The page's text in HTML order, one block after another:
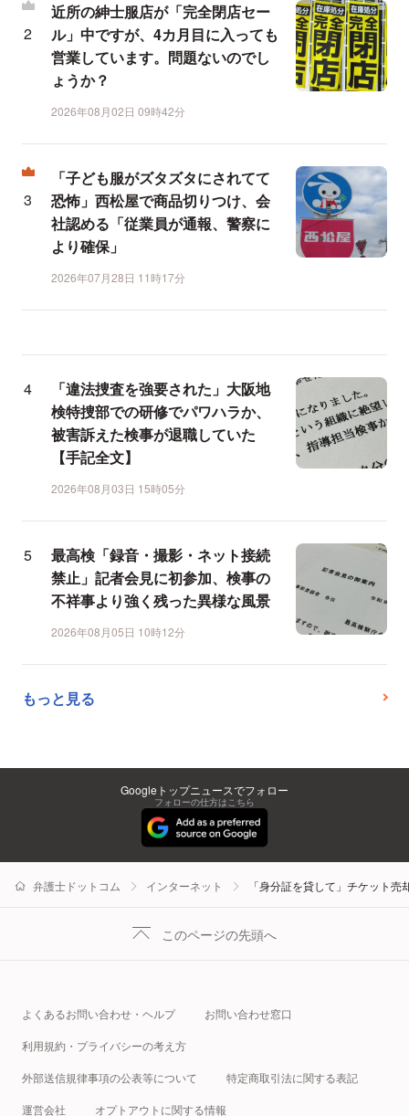
近所の紳士服店が「完全閉店セー
ル」中ですが、4カ月目に入っても
営業しています。問題ないのでし
ょうか？
2026年08月02日 09時42分
「子ども服がズタズタにされてて
恐怖」西松屋で商品切りつけ、会
社認める「従業員が通報、警察に
より確保」
2026年07月28日 11時17分
「違法捜査を強要された」大阪地
検特捜部での研修でパワハラか、
被害訴えた検事が退職していた
【手記全文】
2026年08月03日 15時05分
最高検「録音・撮影・ネット接続
禁止」記者会見に初参加、検事の
不祥事より強く残った異様な風景
2026年08月05日 10時12分
もっと見る
Googleトップニュースでフォロー
フォローの仕方はこちら
弁護士ドットコム インターネット 「身分証を貸して」チケット
このページの先頭へ
よくあるお問い合わせ・ヘルプ お問い合わせ窓口
利用規約・プライバシーの考え方
外部送信規律事項の公表等について 特定商取引法に関する表記
運営会社 オプトアウトに関する情報